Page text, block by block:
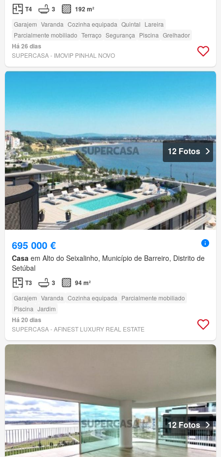
T4 3 192 m²
Garajem Varanda Cozinha equipada Quintal Lareira
Parcialmente mobiliado Terraço Segurança Piscina Grelhador
Há 26 dias
SUPERCASA - IMOVIP PINHAL NOVO
12 Fotos
695 000 €
Casa em Alto do Seixalinho, Município de Barreiro, Distrito de
Setúbal
T3 3 94 m²
Garajem Varanda Cozinha equipada Parcialmente mobiliado
Piscina Jardim
Há 20 dias
SUPERCASA - AFINEST LUXURY REAL ESTATE
12 Fotos